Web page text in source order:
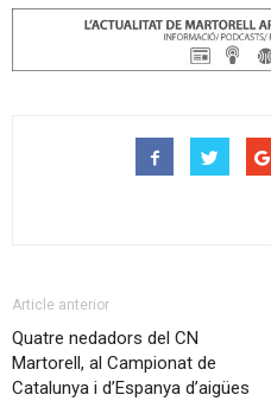
Article anterior
Quatre nedadors del CN
Martorell, al Campionat de
Catalunya i d’Espanya d’aigües